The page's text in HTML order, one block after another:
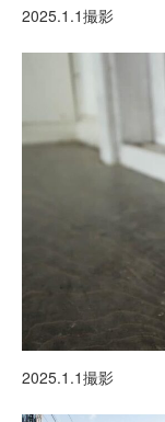
2025.1.1撮影
2025.1.1撮影